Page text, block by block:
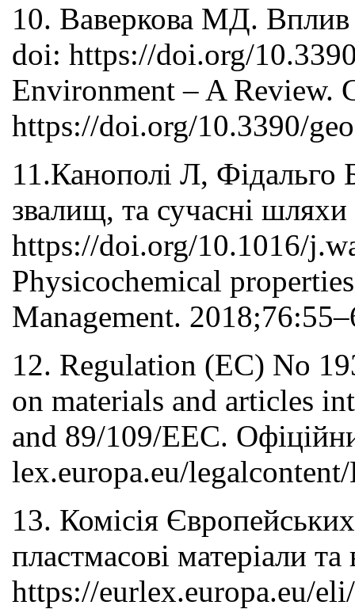
10. Ваверкова МД. Вплив
doi: https://doi.org/
Environment – A Review.
https://doi.org/10.3390/
11.Канополі Л, Фідальго
звалищ, та сучасні
https://doi.org/10.1016/
Physicochemical
Management.
12. Regulation (EC) No
on materials and articles
and 89/109/EEC.
lex.europa.eu/
13. Комісія
пластмасові матеріали
https://eurlex.europa.eu/